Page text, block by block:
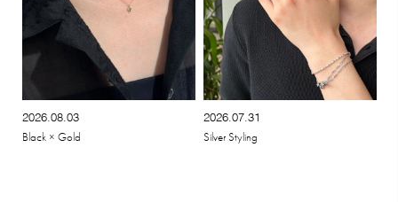
2026.08.03
Black × Gold
2026.07.31
Silver Styling